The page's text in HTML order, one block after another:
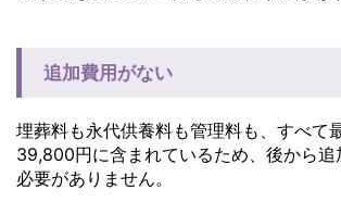
追加費用がない
埋葬料も永代供養料も管理料も、すべて
39,800円に含まれているため、後から追
必要がありません。